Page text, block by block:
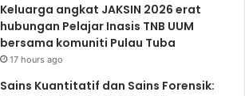
Keluarga angkat JAKSIN 2026 erat
hubungan Pelajar Inasis TNB UUM
bersama komuniti Pulau Tuba
17 hours ago
Sains Kuantitatif dan Sains Forensik: